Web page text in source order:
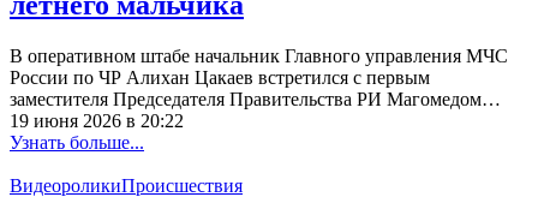
В оперативном штабе начальник Главного управления МЧС
России по ЧР Алихан Цакаев встретился с первым
заместителя Председателя Правительства РИ Магомедом…
19 июня 2026 в 20:22
Узнать больше...
ВидеороликиПроисшествия